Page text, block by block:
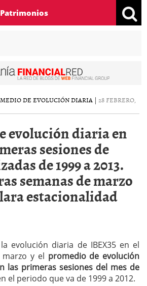
DE EVOLUCIÓN DIARIA | 28 FEBRERO,
evolución diaria en
sesiones de
de 1999 a 2013.
semanas de marzo
estacionalidad
evolución diaria de IBEX35 en el
marzo y el promedio de evolución
las primeras sesiones del mes de
el periodo que va de 1999 a 2012.